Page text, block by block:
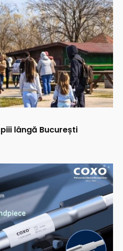
lângă București